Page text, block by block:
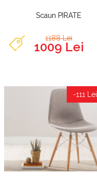
Scaun PIRATE
1188 Lei
1009 Lei
-111 Lei